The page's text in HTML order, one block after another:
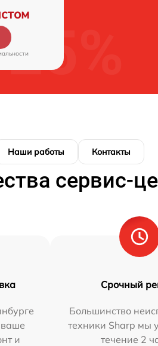
Наши работы Контакты
сервис-
ваше
и
Срочный
Большинство
техники Sharp мы
течение 2